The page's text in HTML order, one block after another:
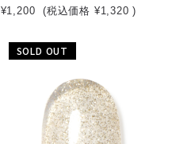
¥1,200 (税込価格 ¥1,320 )
SOLD OUT